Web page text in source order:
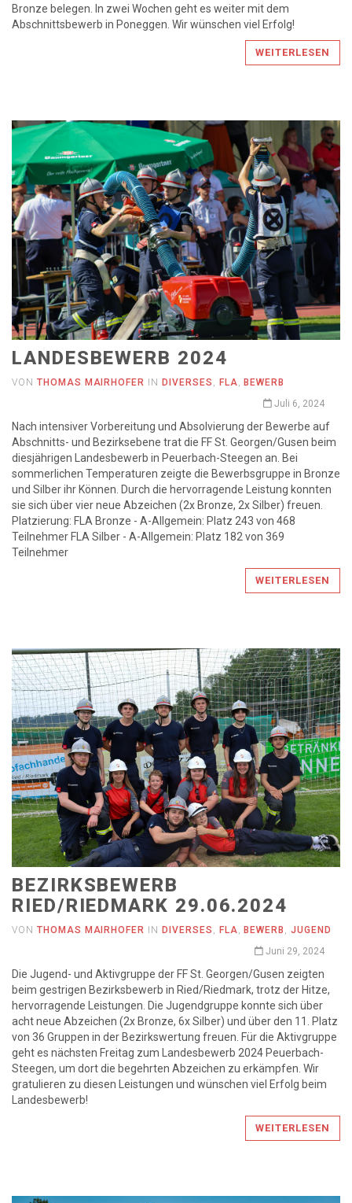
Bronze belegen. In zwei Wochen geht es weiter mit dem
Abschnittsbewerb in Poneggen. Wir wünschen viel Erfolg!
WEITERLESEN
LANDESBEWERB 2024
VON THOMAS MAIRHOFER INDIVERSES FLA ,BEWERB
Juli 6, 2024
Nach intensiver Vorbereitung und Absolvierung der Bewerbe auf
Abschnitts- und Bezirksebene trat die FF St. Georgen/Gusen beim
diesjährigen Landesbewerb in Peuerbach-Steegen an. Bei
sommerlichen Temperaturen zeigte die Bewerbsgruppe in Bronze
und Silber ihr Können. Durch die hervorragende Leistung konnten
sie sich über vier neue Abzeichen (2x Bronze, 2x Silber) freuen.
Platzierung: FLA Bronze - A-Allgemein: Platz 243 von 468
Teilnehmer FLA Silber - A-Allgemein: Platz 182 von 369
Teilnehmer
WEITERLESEN
BEZIRKSBEWERB
RIED/RIEDMARK 29.06.2024
VON THOMAS MAIRHOFER IN DIVERSES , FLA, BEWERB ,JUGEND
Juni 29, 2024
Die Jugend- und Aktivgruppe der FF St. Georgen/Gusen zeigten
beim gestrigen Bezirksbewerb in Ried/Riedmark, trotz der Hitze,
hervorragende Leistungen. Die Jugendgruppe konnte sich über
acht neue Abzeichen (2x Bronze, 6x Silber) und über den 11. Platz
von 36 Gruppen in der Bezirkswertung freuen. Für die Aktivgruppe
geht es nächsten Freitag zum Landesbewerb 2024 Peuerbach-
Steegen, um dort die begehrten Abzeichen zu erkämpfen. Wir
gratulieren zu diesen Leistungen und wünschen viel Erfolg beim
Landesbewerb!
WEITERLESEN